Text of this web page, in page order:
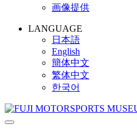
画像提供
LANGUAGE
日本語
English
簡体中文
繁体中文
한국어